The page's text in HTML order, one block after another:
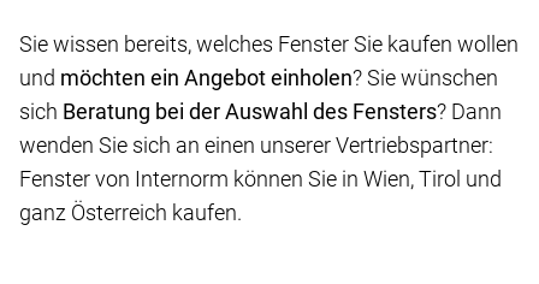
Sie wissen bereits, welches Fenster Sie kaufen wollen
und möchten ein Angebot einholen? Sie wünschen
sich Beratung bei der Auswahl des Fensters? Dann
wenden Sie sich an einen unserer Vertriebspartner:
Fenster von Internorm können Sie in Wien, Tirol und
ganz Österreich kaufen.